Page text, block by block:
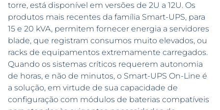
torre, está disponível em versões de 2U a 12U. Os
produtos mais recentes da família Smart-UPS, para
15 e 20 kVA, permitem fornecer energia a servidores
blade, que registram consumos muito elevados, ou
racks de equipamentos extremamente carregados.
Quando os sistemas críticos requerem autonomia
de horas, e não de minutos, o Smart-UPS On-Line é
a solução, em virtude de sua capacidade de
configuração com módulos de baterias compatíveis